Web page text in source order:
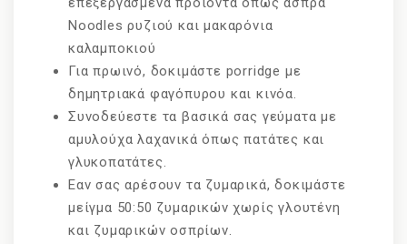
Noodles ρυζιού και μακαρόνια
καλαμποκιού
Για πρωινό, δοκιμάστε porridge με
δημητριακά φαγόπυρου και κινόα.
Συνοδεύεστε τα βασικά σας γεύματα με
αμυλούχα λαχανικά όπως πατάτες και
γλυκοπατάτες.
Εαν σας αρέσουν τα ζυμαρικά, δοκιμάστε
μείγμα 50:50 ζυμαρικών χωρίς γλουτένη
και ζυμαρικών οσπρίων.